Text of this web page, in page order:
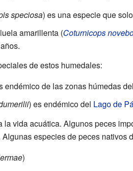
speciosa) es una especie que
amarillenta (Coturnicops
de estos humedales:
endémico de las zonas húmedas del
) es endémico del Lago de
vida acuática. Algunos peces
especies de peces nativos
)